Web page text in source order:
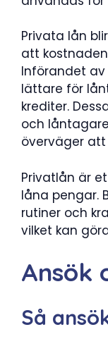
Privata lån
att
Införandet
lättare för
krediter.
och
överväger
Privatlån är
låna pengar.
rutiner och
vilket kan
Ansök
Så